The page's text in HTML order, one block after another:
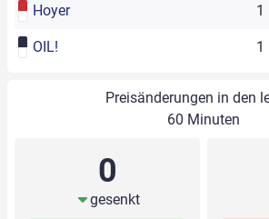
Hoyer 1
OIL! 1
Preisänderungen in den
60 Minuten
0
gesenkt